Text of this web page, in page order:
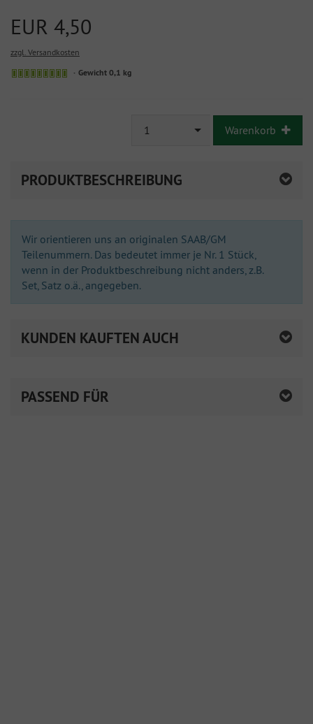
EUR 4,50
zzgl. Versandkosten
Sofort
Gewicht 0,1 kg
1 Warenkorb
PRODUKTBESCHREIBUNG
Wir orientieren uns an originalen SAAB/GM
Teilenummern. Das bedeutet immer je Nr. 1 Stück,
wenn in der Produktbeschreibung nicht anders, z.B.
Set, Satz o.ä., angegeben.
KUNDEN KAUFTEN AUCH
PASSEND FÜR